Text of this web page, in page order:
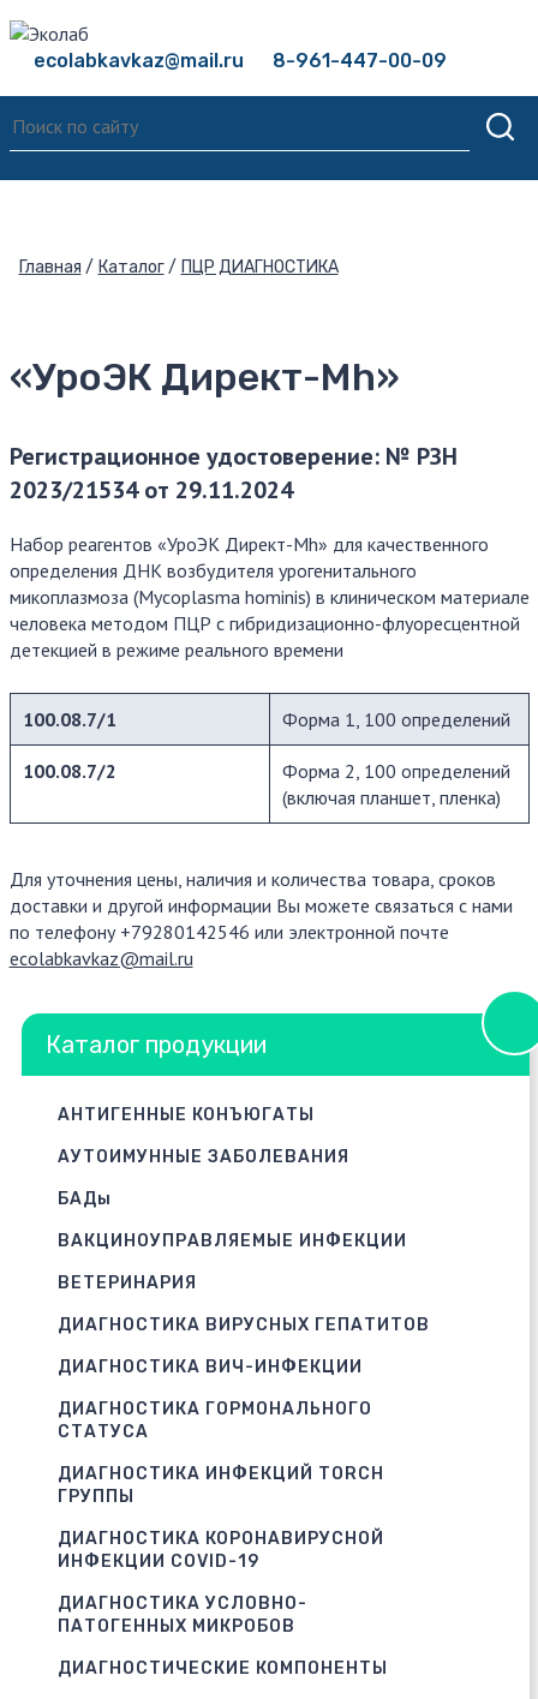
ecolabkavkaz@mail.ru 8-961-447-00-09
Главная Каталог ПЦР ДИАГНОСТИКА
«УроЭК Директ-Mh»
Регистрационное удостоверение: № РЗН
2023/21534 от 29.11.2024
Набор реагентов «УроЭК Директ-Mh» для качественного
определения ДНК возбудителя урогенитального
микоплазмоза (Mycoplasma hominis) в клиническом материале
человека методом ПЦР с гибридизационно-флуоресцентной
детекцией в режиме реального времени
100.08.7/1 Форма 1, 100 определений
100.08.7/2
Форма 2, 100 определений
(включая планшет, пленка)
Для уточнения цены, наличия и количества товара, сроков
доставки и другой информации Вы можете связаться с нами
по телефону +79280142546 или электронной почте
ecolabkavkaz@mail.ru
Каталог продукции
АНТИГЕННЫЕ КОНЪЮГАТЫ
АУТОИМУННЫЕ ЗАБОЛЕВАНИЯ
БАДы
ВАКЦИНОУПРАВЛЯЕМЫЕ ИНФЕКЦИИ
ВЕТЕРИНАРИЯ
ДИАГНОСТИКА ВИРУСНЫХ ГЕПАТИТОВ
ДИАГНОСТИКА ВИЧ-ИНФЕКЦИИ
ДИАГНОСТИКА ГОРМОНАЛЬНОГО
СТАТУСА
ДИАГНОСТИКА ИНФЕКЦИЙ TORCH
ГРУППЫ
ДИАГНОСТИКА КОРОНАВИРУСНОЙ
ИНФЕКЦИИ COVID-19
ДИАГНОСТИКА УСЛОВНО-
ПАТОГЕННЫХ МИКРОБОВ
ДИАГНОСТИЧЕСКИЕ КОМПОНЕНТЫ